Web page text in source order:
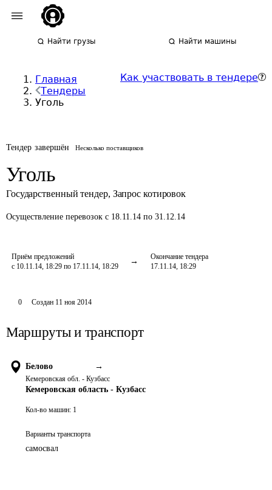
Найти грузы Найти машины
Главная
Тендеры
Уголь
Как участвовать в тендере
Тендер завершён Несколько поставщиков
Уголь
Государственный тендер, Запрос котировок
Осуществление перевозок с 18.11.14 по 31.12.14
Приём предложений
с 10.11.14, 18:29 по 17.11.14, 18:29
Окончание тендера
17.11.14, 18:29
0 Создан 11 ноя 2014
Маршруты и транспорт
Белово →
Кемеровская обл. - Кузбасс
Кемеровская область - Кузбасс
Кол-во машин: 1
Варианты транспорта
самосвал